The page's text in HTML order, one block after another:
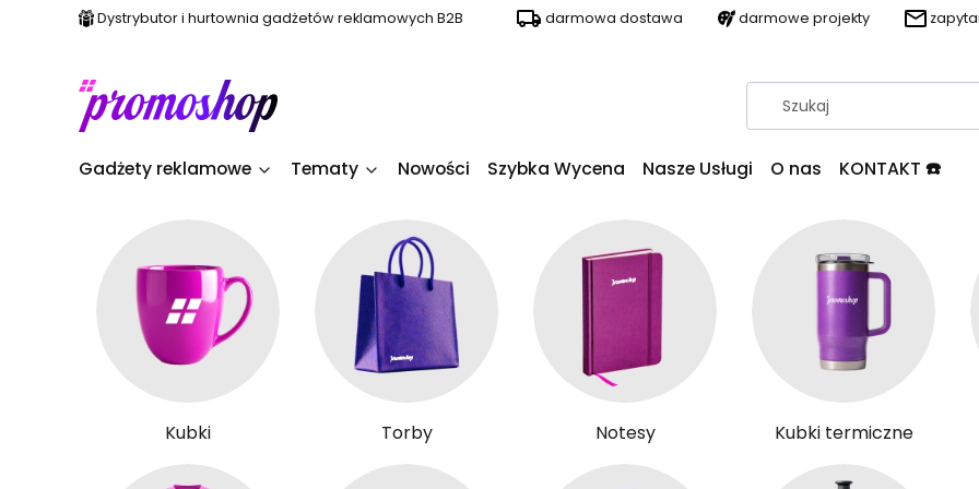
Dystrybutor i hurtownia gadżetów reklamowych B2B darmowa dostawa darmowe projekty
Gadżety reklamowe Tematy Nowości Szybka Wycena Nasze Usługi O nas KONTAKT ☎️
Kubki Torby Notesy Kubki termiczne